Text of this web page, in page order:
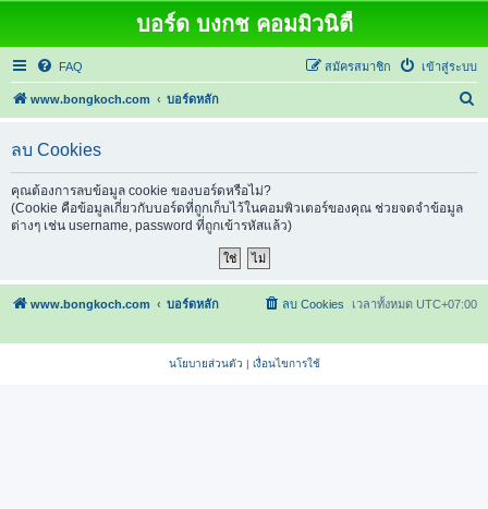
บอร์ด บงกช คอมมิวนิตี้
FAQ เข้าสู่ระบบ
สมัครสมาชิก
www.bongkoch.com บอร์ดหลัก
า
ลบ Cookies
คุณต้องการลบข้อมูล cookie ของบอร์ดหรือไม่?
(Cookie คือข้อมูลเกี่ยวกับบอร์ดที่ถูกเก็บไว้ในคอมพิวเตอร์ของคุณ ช่วยจดจำข้อมูล
ต่างๆ เช่น username, password ที่ถูกเข้ารหัสแล้ว)
www.bongkoch.com บอร์ดหลัก เวลาทั้งหมด UTC+07:00
ลบ Cookies
นโยบายส่วนตัว | เงื่อนไขการใช้